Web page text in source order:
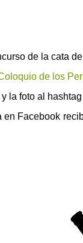
de la cata
de los
la foto al
en Facebook